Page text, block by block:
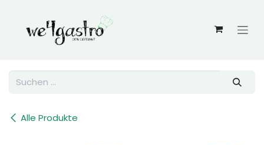
Alle Produkte